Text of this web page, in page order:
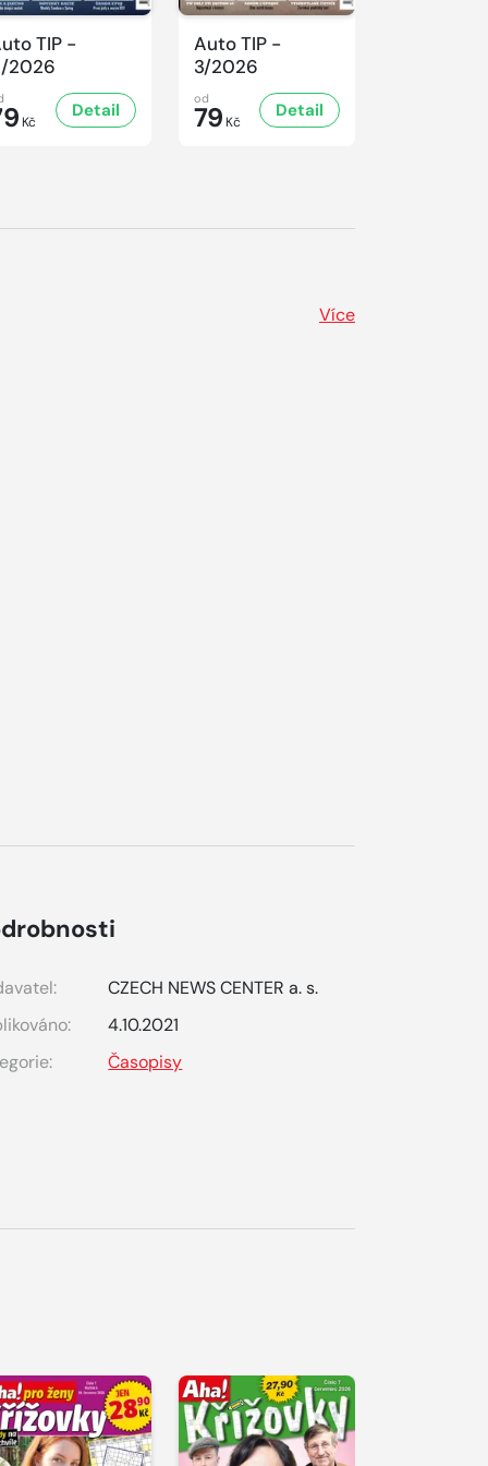
TIP -
2026
Kč
Detail
Auto TIP -
3/2026
od
79 Kč
Detail
Více
CZECH NEWS CENTER a. s.
4.10.2021
Časopisy